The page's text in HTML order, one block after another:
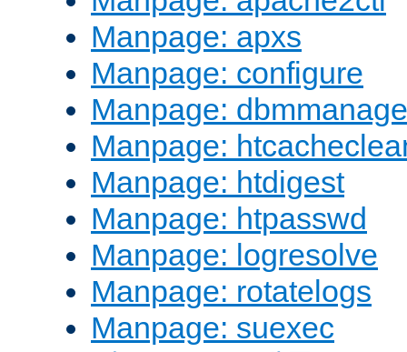
Manpage: apxs
Manpage: configure
Manpage: dbmmanage
Manpage:
Manpage: htdigest
Manpage: htpasswd
Manpage: logresolve
Manpage: rotatelogs
Manpage: suexec